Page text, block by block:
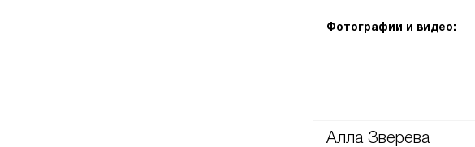
Фотографии и видео:
Алла Зверева